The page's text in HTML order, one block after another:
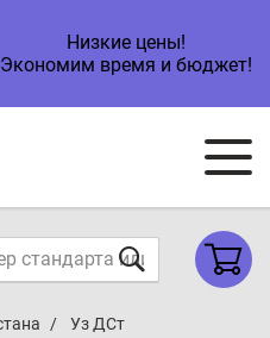
Низкие цены!
Экономим время и бюджет!
Уз ДСт